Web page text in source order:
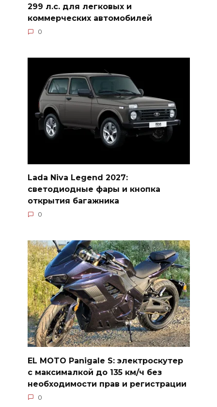
299 л.с. для легковых и
коммерческих автомобилей
0
Lada Niva Legend 2027:
светодиодные фары и кнопка
открытия багажника
0
EL MOTO Panigale S: электроскутер
с максималкой до 135 км/ч без
необходимости прав и регистрации
0